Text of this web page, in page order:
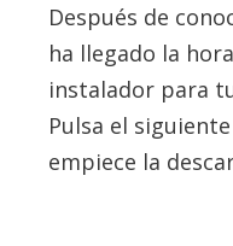
Después de
ha llegado la
instalador para
Pulsa el
empiece la